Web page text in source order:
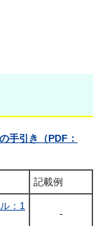
手引き（PDF：
記載例
：1
‐